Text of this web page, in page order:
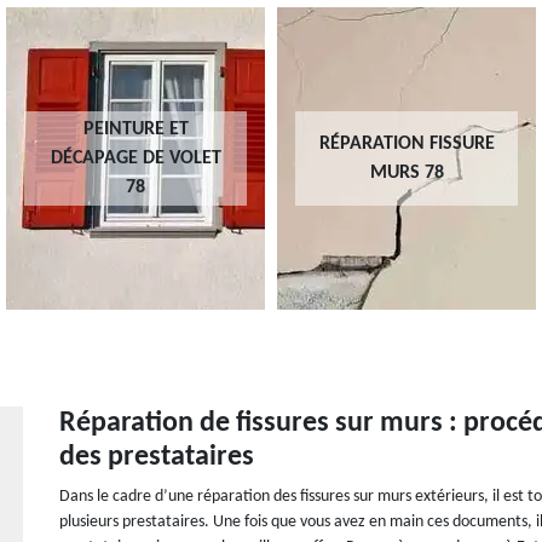
PEINTURE ET
DÉCAPAGE DE VOLET
78
RÉPARATION FISSURE
MURS 78
Réparation de fissures sur murs :
des prestataires
Dans le cadre d’une réparation des fissures sur murs extérieurs, il est
plusieurs prestataires. Une fois que vous avez en main ces